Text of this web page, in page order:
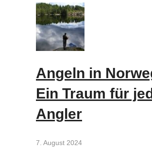
Angeln in
Ein Traum für
Angler
7. August 2024